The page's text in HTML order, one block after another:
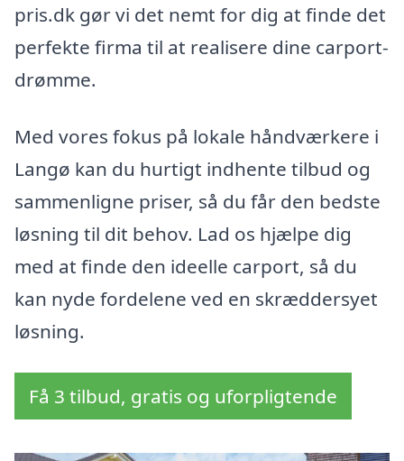
pris.dk gør vi det nemt for dig at finde det
perfekte firma til at realisere dine carport-
drømme.
Med vores fokus på lokale håndværkere i
Langø kan du hurtigt indhente tilbud og
sammenligne priser, så du får den bedste
løsning til dit behov. Lad os hjælpe dig
med at finde den ideelle carport, så du
kan nyde fordelene ved en skræddersyet
løsning.
Få 3 tilbud, gratis og uforpligtende